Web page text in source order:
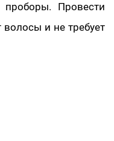
Провести
волосы и не требует